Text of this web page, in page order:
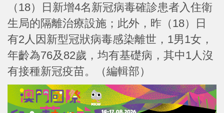
（18）日新增4名新冠病毒確診患者入住衛
生局的隔離治療設施；此外，昨（18）日
有2人因新型冠狀病毒感染離世，1男1女，
年齡為76及82歲，均有基礎病，其中1人沒
有接種新冠疫苗。（編輯部）